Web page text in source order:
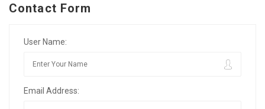
Contact Form
User Name:
Email Address: